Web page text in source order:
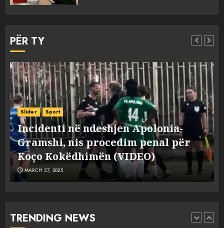
PËR TY
Slider Sport
Incidenti në ndeshjen Apolonia-
Gramshi, nis procedim penal për
Koço Kokëdhimën (VIDEO)
MARCH 27, 2025
TRENDING NEWS
5
dëshmia e Nuredin Dumanit
plagosën!
MARCH 25, 2025
1
Punonjësja e UKT akuzon
drejtorin Skerdi Drenova dhe
“bosen” Joana Nano për
abuzim me fondet publike dhe
pasuri të pajustifikuar
JULY 24, 2025
2
Incidenti në ndeshjen
MARCH 27, 2025